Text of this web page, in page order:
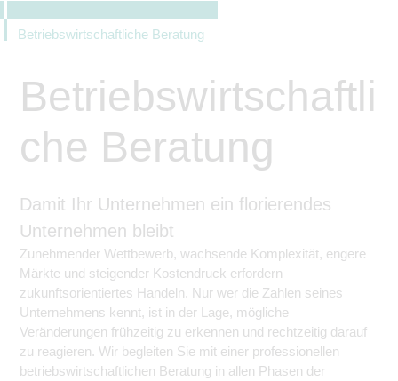
Betriebswirtschaftliche Beratung
Betriebswirtschaftli
che Beratung
Damit Ihr Unternehmen ein florierendes
Unternehmen bleibt
Zunehmender Wettbewerb, wachsende Komplexität, engere
Märkte und steigender Kostendruck erfordern
zukunftsorientiertes Handeln. Nur wer die Zahlen seines
Unternehmens kennt, ist in der Lage, mögliche
Veränderungen frühzeitig zu erkennen und rechtzeitig darauf
zu reagieren. Wir begleiten Sie mit einer professionellen
betriebswirtschaftlichen Beratung in allen Phasen der
können.